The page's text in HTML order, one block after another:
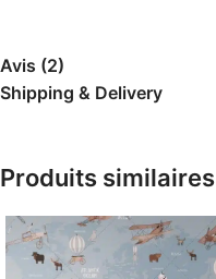
Avis (2)
Shipping & Delivery
Produits similaires